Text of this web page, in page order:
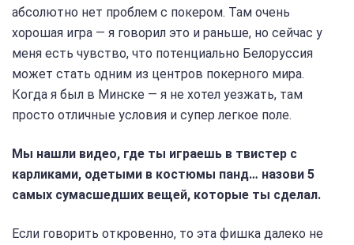
абсолютно нет проблем с покером. Там очень
хорошая игра — я говорил это и раньше, но сейчас у
меня есть чувство, что потенциально Белоруссия
может стать одним из центров покерного мира.
Когда я был в Минске — я не хотел уезжать, там
просто отличные условия и супер легкое поле.
Мы нашли видео, где ты играешь в твистер с
карликами, одетыми в костюмы панд… назови 5
самых сумасшедших вещей, которые ты сделал.
Если говорить откровенно, то эта фишка далеко не